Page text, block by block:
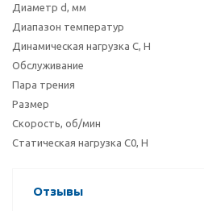
Диаметр d, мм
Диапазон температур
Динамическая нагрузка C, Н
Обслуживание
Пара трения
Размер
Скорость, об/мин
Статическая нагрузка C0, Н
Отзывы